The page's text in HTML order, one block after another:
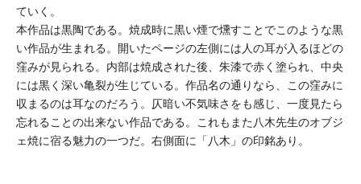
ていく。
本作品は黒陶である。焼成時に黒い煙で燻すことでこのような黒
い作品が生まれる。開いたページの左側には人の耳が入るほどの
窪みが見られる。内部は焼成された後、朱漆で赤く塗られ、中央
には黒く深い亀裂が生じている。作品名の通りなら、この窪みに
収まるのは耳なのだろう。仄暗い不気味さをも感じ、一度見たら
忘れることの出来ない作品である。これもまた八木先生のオブジ
ェ焼に宿る魅力の一つだ。右側面に「八木」の印銘あり。